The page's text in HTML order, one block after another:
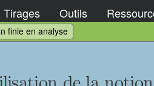
Tirages Outils
finie en analyse